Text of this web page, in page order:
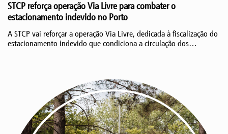
STCP reforça operação Via Livre para combater o
estacionamento indevido no Porto
A STCP vai reforçar a operação Via Livre, dedicada à fiscalização do
estacionamento indevido que condiciona a circulação dos